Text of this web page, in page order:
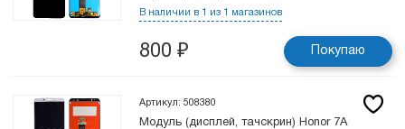
В наличии в 1 из 1 магазинов
800 ₽ Покупаю
Артикул: 508380
Модуль (дисплей, тачскрин) Honor 7A